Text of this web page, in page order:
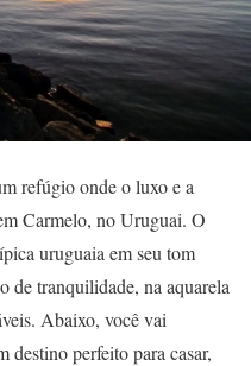
refúgio onde o luxo e a
Carmelo, no Uruguai. O
uruguaia em seu tom
de tranquilidade, na aquarela
Abaixo, você vai
destino perfeito para casar,